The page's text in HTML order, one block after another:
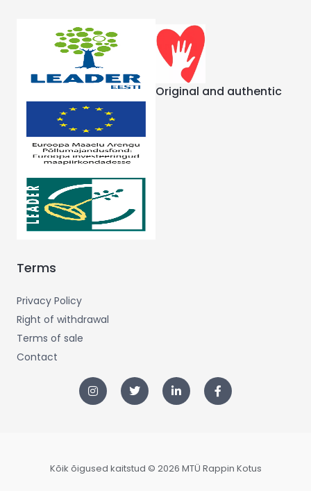
Original and authentic
Terms
Privacy Policy
Right of withdrawal
Terms of sale
Contact
Kõik õigused kaitstud © 2026 MTÜ Rappin Kotus